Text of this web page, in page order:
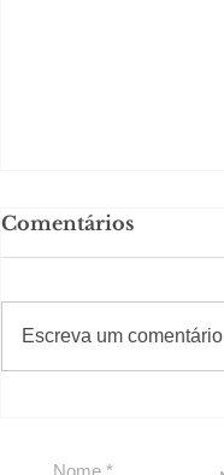
Comentários
Escreva um comentário